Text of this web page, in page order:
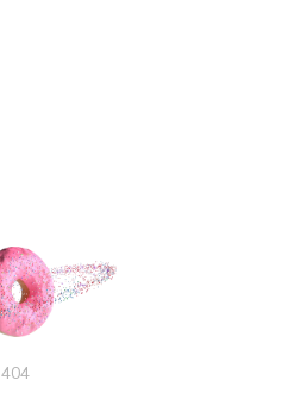
404